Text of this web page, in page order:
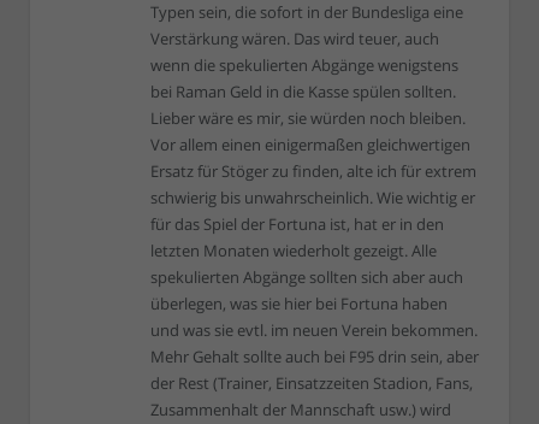
Typen sein, die sofort in der Bundesliga eine
Verstärkung wären. Das wird teuer, auch
wenn die spekulierten Abgänge wenigstens
bei Raman Geld in die Kasse spülen sollten.
Lieber wäre es mir, sie würden noch bleiben.
Vor allem einen einigermaßen gleichwertigen
Ersatz für Stöger zu finden, alte ich für extrem
schwierig bis unwahrscheinlich. Wie wichtig er
für das Spiel der Fortuna ist, hat er in den
letzten Monaten wiederholt gezeigt. Alle
spekulierten Abgänge sollten sich aber auch
überlegen, was sie hier bei Fortuna haben
und was sie evtl. im neuen Verein bekommen.
Mehr Gehalt sollte auch bei F95 drin sein, aber
der Rest (Trainer, Einsatzzeiten Stadion, Fans,
Zusammenhalt der Mannschaft usw.) wird